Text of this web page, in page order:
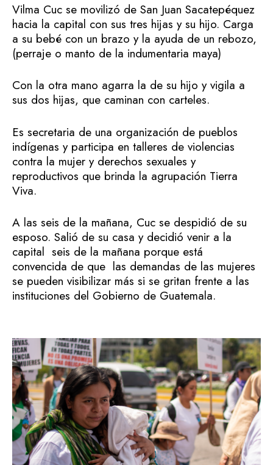
Vilma Cuc se movilizó de San Juan Sacatepéquez
hacia la capital con sus tres hijas y su hijo. Carga
a su bebé con un brazo y la ayuda de un rebozo,
(perraje o manto de la indumentaria maya)
Con la otra mano agarra la de su hijo y vigila a
sus dos hijas, que caminan con carteles.
Es secretaria de una organización de pueblos
indígenas y participa en talleres de violencias
contra la mujer y derechos sexuales y
reproductivos que brinda la agrupación Tierra
Viva.
A las seis de la mañana, Cuc se despidió de su
esposo. Salió de su casa y decidió venir a la
capital seis de la mañana porque está
convencida de que las demandas de las mujeres
se pueden visibilizar más si se gritan frente a las
instituciones del Gobierno de Guatemala.